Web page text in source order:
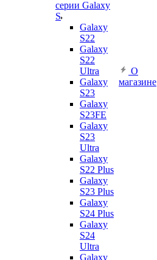
серии Galaxy
S
Galaxy
S22
Galaxy
S22
Ultra
Galaxy
S23
Galaxy
S23FE
Galaxy
S23
Ultra
Galaxy
S22 Plus
Galaxy
S23 Plus
Galaxy
S24 Plus
Galaxy
S24
Ultra
Galaxy
О
магазине